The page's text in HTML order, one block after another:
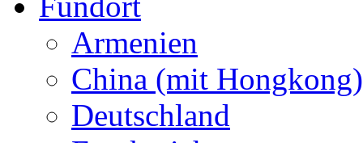
Armenien
China (mit Hongkong)
Deutschland